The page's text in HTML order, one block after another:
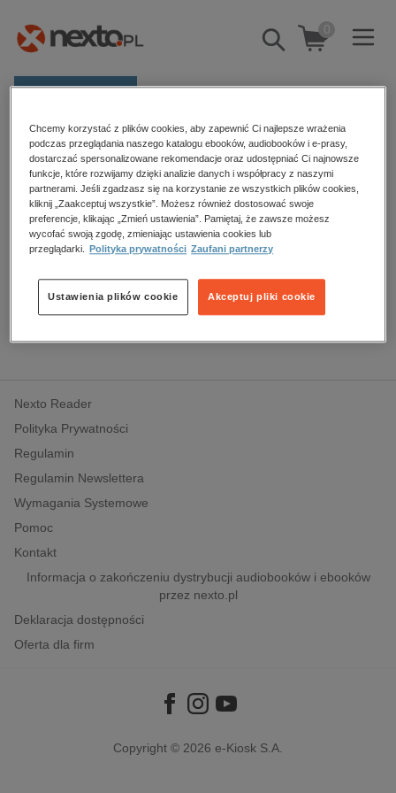
Pokaż/schowaj
wyszukiwarkę
0
Kategorie
Zobacz wszystkie E-prasa
budownictwo, aranżacja wnętrz
biznesowe, branżowe, gospodarka
dzienniki
edukacja
hobby, sport, rozrywka
kobiece, lifestyle, kultura
polityka, społeczno-informacyjne
zdrowie
Strona główna audiobooki Proza
Proza – audiobooki
Sortowanie Filtrowanie
Brak produktów.
Nexto Reader
Polityka Prywatności
Regulamin
Regulamin Newslettera
Wymagania Systemowe
Pomoc
Kontakt
Informacja o zakończeniu dystrybucji audiobooków i ebooków
przez nexto.pl
Deklaracja dostępności
Oferta dla firm
Copyright © 2026 e-Kiosk S.A.
Chcemy korzystać z plików cookies, aby zapewnić Ci najlepsze wrażenia
podczas przeglądania naszego katalogu ebooków, audiobooków i e-prasy,
dostarczać spersonalizowane rekomendacje oraz udostępniać Ci najnowsze
funkcje, które rozwijamy dzięki analizie danych i współpracy z naszymi
partnerami. Jeśli zgadzasz się na korzystanie ze wszystkich plików cookies,
kliknij „Zaakceptuj wszystkie”. Możesz również dostosować swoje
preferencje, klikając „Zmień ustawienia”. Pamiętaj, że zawsze możesz
wycofać swoją zgodę, zmieniając ustawienia cookies lub
przeglądarki.
Polityka prywatności Zaufani partnerzy
Akceptuj pliki cookie
Ustawienia plików cookie